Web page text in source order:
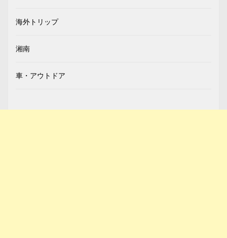
海外トリップ
湘南
車・アウトドア